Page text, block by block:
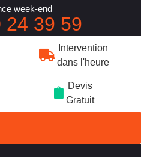
Intervention
dans l'heure
Devis
Gratuit
week-end
24 39 59